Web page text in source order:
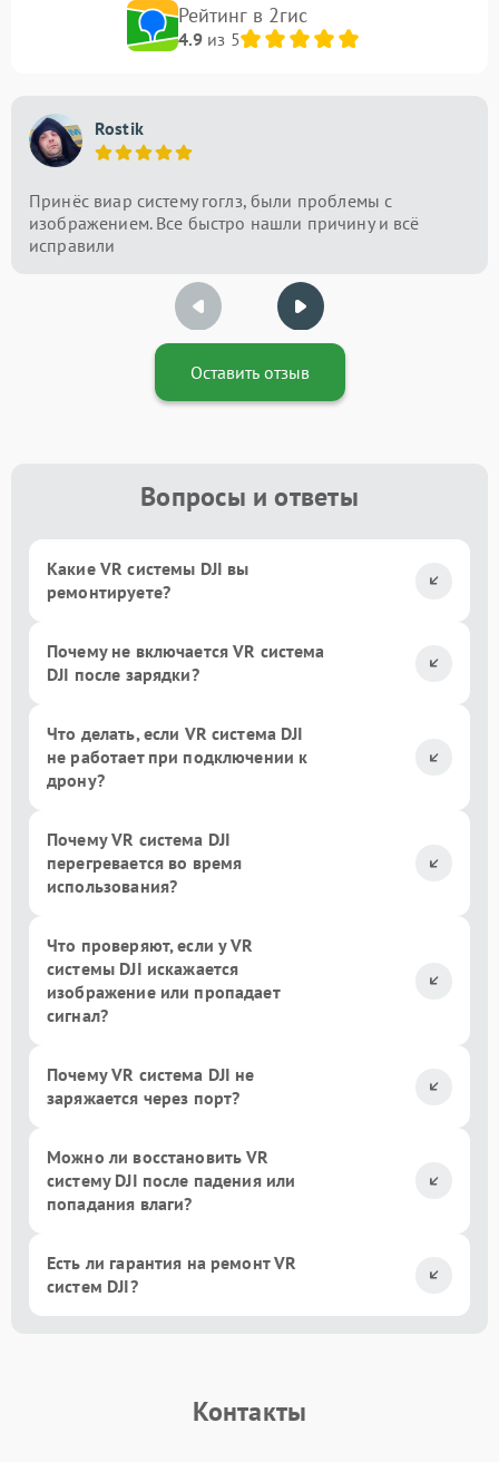
Рейтинг в 2гис
4.9из 5
Rostik
Принёс виар систему гоглз, были проблемы с
изображением. Все быстро нашли причину и всё
исправили
Оставить отзыв
Вопросы и ответы
Какие VR системы DJI вы
ремонтируете?
Почему не включается VR система
DJI после зарядки?
Что делать, если VR система DJI
не работает при подключении к
дрону?
Почему VR система DJI
перегревается во время
использования?
Что проверяют, если у VR
системы DJI искажается
изображение или пропадает
сигнал?
Почему VR система DJI не
заряжается через порт?
Можно ли восстановить VR
систему DJI после падения или
попадания влаги?
Есть ли гарантия на ремонт VR
систем DJI?
Контакты